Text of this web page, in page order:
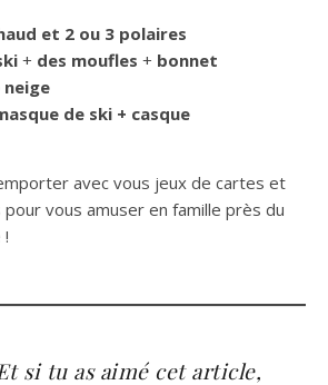
et 2 ou 3 polaires
+ des moufles + bonnet
de ski + casque
avec vous jeux de cartes et
vous amuser en famille près du
si tu as aimé cet article,